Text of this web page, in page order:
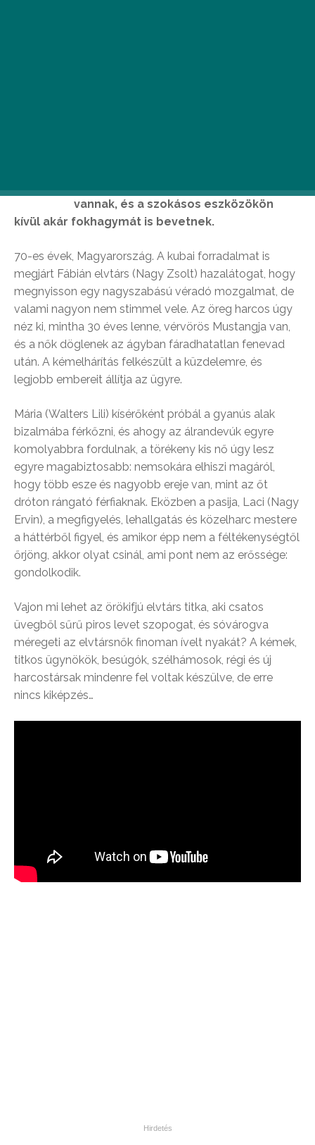
A
vannak, és a szokásos eszközökön
kívül akár fokhagymát is bevetnek.
70-es évek, Magyarország. A kubai forradalmat is
megjárt Fábián elvtárs (Nagy Zsolt) hazalátogat, hogy
megnyisson egy nagyszabású véradó mozgalmat, de
valami nagyon nem stimmel vele. Az öreg harcos úgy
néz ki, mintha 30 éves lenne, vérvörös Mustangja van,
és a nők döglenek az ágyban fáradhatatlan fenevad
után. A kémelhárítás felkészült a küzdelemre, és
legjobb embereit állítja az ügyre.
Mária (Walters Lili) kísérőként próbál a gyanús alak
bizalmába férkőzni, és ahogy az álrandevúk egyre
komolyabbra fordulnak, a törékeny kis nő úgy lesz
egyre magabiztosabb: nemsokára elhiszi magáról,
hogy több esze és nagyobb ereje van, mint az őt
dróton rángató férfiaknak. Eközben a pasija, Laci (Nagy
Ervin), a megfigyelés, lehallgatás és közelharc mestere
a háttérből figyel, és amikor épp nem a féltékenységtől
őrjöng, akkor olyat csinál, ami pont nem az erőssége:
gondolkodik.
Vajon mi lehet az örökifjú elvtárs titka, aki csatos
üvegből sűrű piros levet szopogat, és sóvárogva
méregeti az elvtársnők finoman ívelt nyakát? A kémek,
titkos ügynökök, besúgók, szélhámosok, régi és új
harcostársak mindenre fel voltak készülve, de erre
nincs kiképzés…